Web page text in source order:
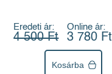
Eredeti ár:
4 500 Ft
Online ár:
3 780 Ft
Kosárba